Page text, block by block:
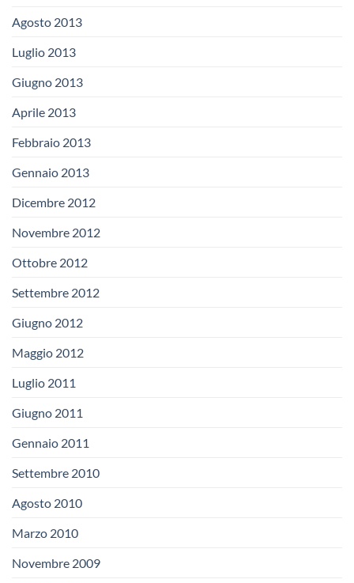
Agosto 2013
Luglio 2013
Giugno 2013
Aprile 2013
Febbraio 2013
Gennaio 2013
Dicembre 2012
Novembre 2012
Ottobre 2012
Settembre 2012
Giugno 2012
Maggio 2012
Luglio 2011
Giugno 2011
Gennaio 2011
Settembre 2010
Agosto 2010
Marzo 2010
Novembre 2009